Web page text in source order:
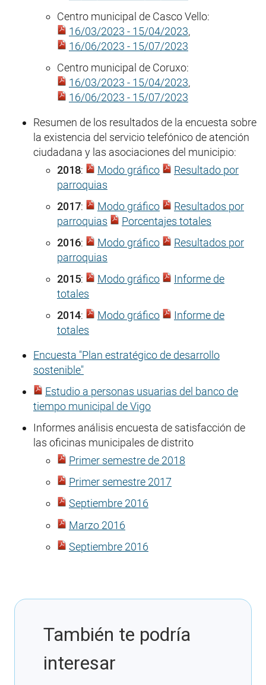
Centro municipal de Casco Vello:
16/03/2023 - 15/04/2023,
16/06/2023 - 15/07/2023
Centro municipal de Coruxo:
16/03/2023 - 15/04/2023,
16/06/2023 - 15/07/2023
Resumen de los resultados de la encuesta sobre
la existencia del servicio telefónico de atención
ciudadana y las asociaciones del municipio:
2018: Modo gráfico
Resultado por
parroquias
2017: Modo gráfico
Resultados por
parroquias
Porcentajes totales
2016: Modo gráfico
Resultados por
parroquias
2015: Modo gráfico
Informe de
totales
2014: Modo gráfico
Informe de
totales
Encuesta "Plan estratégico de desarrollo
sostenible"
Estudio a personas usuarias del banco de
tiempo municipal de Vigo
Informes análisis encuesta de satisfacción de
las oficinas municipales de distrito
Primer semestre de 2018
Primer semestre 2017
Septiembre 2016
Marzo 2016
Septiembre 2016
También te podría
interesar